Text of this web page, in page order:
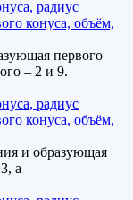
первого
– 2 и 9.
и образующая
а